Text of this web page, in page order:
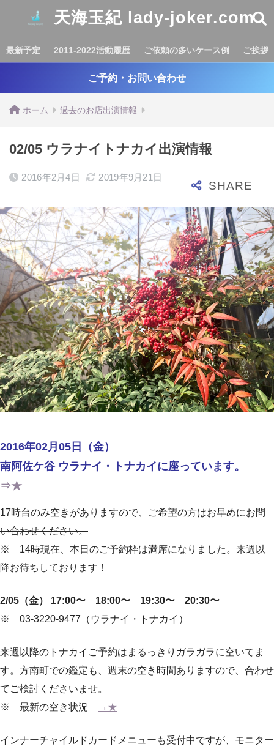
天海玉紀 lady-joker.com
最新予定 2011-2022活動履歴 ご依頼の多いケース例 ご挨拶
ご予約・お問い合わせ
ホーム 過去のお店出演情報
02/05 ウラナイトナカイ出演情報
2016年2月4日 2019年9月21日
2016年02月05日（金）
南阿佐ケ谷 ウラナイ・トナカイに座っています。
⇒★
17時台のみ空きがありますので、ご希望の方はお早めにお問
い合わせください。
※ 14時現在、本日のご予約枠は満席になりました。来週以
降お待ちしております！
2/05（金） 17:00〜 18:00〜 19:30〜
20:30〜
※ 03-3220-9477（ウラナイ・トナカイ）
来週以降のトナカイご予約はまるっきりガラガラに空いてま
す。方南町での鑑定も、週末の空き時間ありますので、合わせ
てご検討くださいませ。
※ 最新の空き状況
→★
インナーチャイルドカードメニューも受付中ですが、モニター